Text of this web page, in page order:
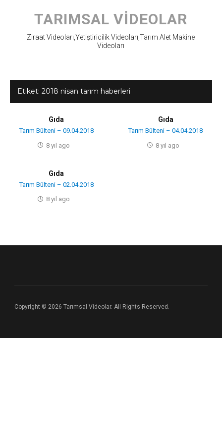
content
TARIMSAL VIDEOLAR
Ziraat Videoları,Yetiştiricilik Videoları,Tarım Alet Makine
Videoları
Etiket: 2018 nisan tarım haberleri
Gıda
Tarım Bülteni – 09.04.2018
8 yıl ago
Gıda
Tarım Bülteni – 04.04.2018
8 yıl ago
Gıda
Tarım Bülteni – 02.04.2018
8 yıl ago
Copyright © 2026 Tarımsal Videolar. All Rights Reserved.